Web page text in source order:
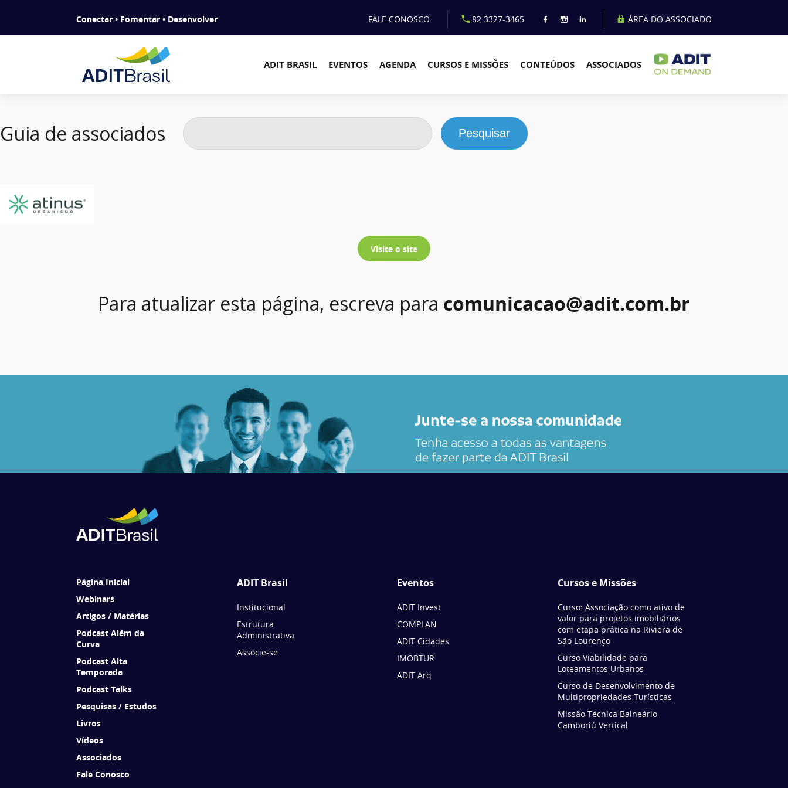
Conectar • Fomentar • Desenvolver FALE CONOSCO 82 3327-3465 ÁREA DO ASSOCIADO
ADIT BRASIL EVENTOS AGENDA CURSOS E MISSÕES CONTEÚDOS ASSOCIADOS
Guia de associados Pesquisar
Visite o site
Para atualizar esta página, escreva para comunicacao@adit.com.br
Página Inicial
Webinars
Artigos / Matérias
Podcast Além da
Curva
Podcast Alta
Temporada
Podcast Talks
Pesquisas / Estudos
Livros
Vídeos
Associados
Fale Conosco
ADIT Brasil
Institucional
Estrutura
Administrativa
Associe-se
Eventos
ADIT Invest
COMPLAN
ADIT Cidades
IMOBTUR
ADIT Arq
Cursos e Missões
Curso: Associação como ativo de
valor para projetos imobiliários
com etapa prática na Riviera de
São Lourenço
Curso Viabilidade para
Loteamentos Urbanos
Curso de Desenvolvimento de
Multipropriedades Turísticas
Missão Técnica Balneário
Camboriú Vertical